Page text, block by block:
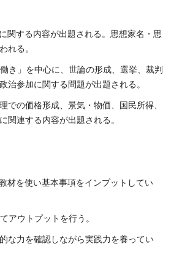
関する内容が出題される。思想家名・思
れる。
き」を中心に、世論の形成、選挙、裁判
治参加に関する問題が出題される。
での価格形成、景気・物価、国民所得、
関連する内容が出題される。
材を使い基本事項をインプットしてい
アウトプットを行う。
な力を確認しながら実践力を養ってい